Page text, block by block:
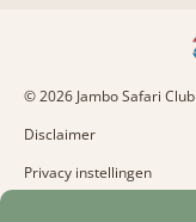
© 2026 Jambo Safari Club
Disclaimer
Privacy instellingen